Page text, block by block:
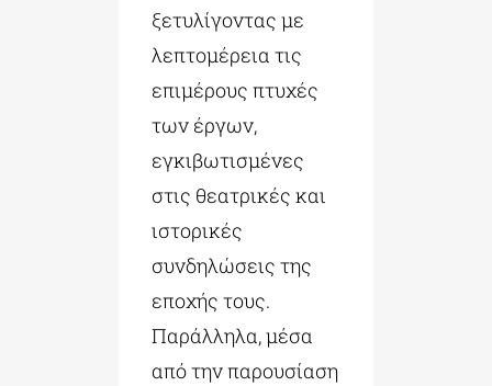
ξετυλίγοντας με
λεπτομέρεια τις
επιμέρους πτυχές
των έργων,
εγκιβωτισμένες
στις θεατρικές και
ιστορικές
συνδηλώσεις της
εποχής τους.
Παράλληλα, μέσα
από την παρουσίαση